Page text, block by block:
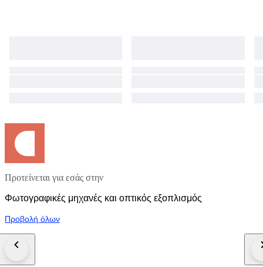
Προτείνεται για εσάς στην
Φωτογραφικές μηχανές και οπτικός εξοπλισμός
Προβολή όλων